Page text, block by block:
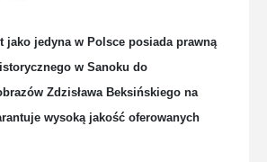
jako jedyna w Polsce posiada prawną
w Sanoku do
Zdzisława Beksińskiego na
wysoką jakość oferowanych